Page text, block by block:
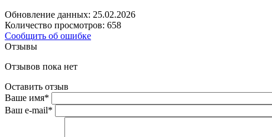
Обновление данных: 25.02.2026
Количество просмотров: 658
Сообщить об ошибке
Отзывы
Отзывов пока нет
Оставить отзыв
Ваше имя*
Ваш e-mail*